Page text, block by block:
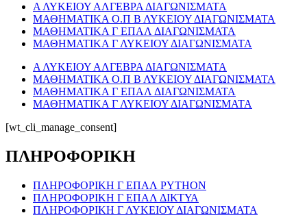
Α ΛΥΚΕΙΟΥ ΑΛΓΕΒΡΑ ΔΙΑΓΩΝΙΣΜΑΤΑ
ΜΑΘΗΜΑΤΙΚΑ Ο.Π Β ΛΥΚΕΙΟΥ ΔΙΑΓΩΝΙΣΜΑΤΑ
ΜΑΘΗΜΑΤΙΚΑ Γ ΕΠΑΛ ΔΙΑΓΩΝΙΣΜΑΤΑ
ΜΑΘΗΜΑΤΙΚΑ Γ ΛΥΚΕΙΟΥ ΔΙΑΓΩΝΙΣΜΑΤΑ
Α ΛΥΚΕΙΟΥ ΑΛΓΕΒΡΑ ΔΙΑΓΩΝΙΣΜΑΤΑ
ΜΑΘΗΜΑΤΙΚΑ Ο.Π Β ΛΥΚΕΙΟΥ ΔΙΑΓΩΝΙΣΜΑΤΑ
ΜΑΘΗΜΑΤΙΚΑ Γ ΕΠΑΛ ΔΙΑΓΩΝΙΣΜΑΤΑ
ΜΑΘΗΜΑΤΙΚΑ Γ ΛΥΚΕΙΟΥ ΔΙΑΓΩΝΙΣΜΑΤΑ
[wt_cli_manage_consent]
ΠΛΗΡΟΦΟΡΙΚΗ
ΠΛΗΡΟΦΟΡΙΚΗ Γ ΕΠΑΛ PYTHON
ΠΛΗΡΟΦΟΡΙΚΗ Γ ΕΠΑΛ ΔΙΚΤΥΑ
ΠΛΗΡΟΦΟΡΙΚΗ Γ ΛΥΚΕΙΟΥ ΔΙΑΓΩΝΙΣΜΑΤΑ